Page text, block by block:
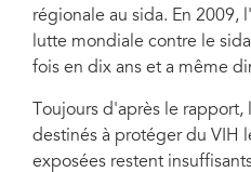
régionale au sida. En 2009,
lutte mondiale contre le
fois en dix ans et a même
Toujours d'après le
destinés à protéger du VIH
exposées restent